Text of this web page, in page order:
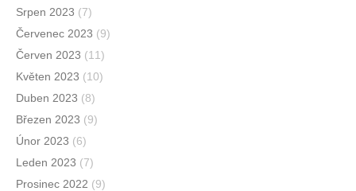
Srpen 2023 (7)
Červenec 2023 (9)
Červen 2023 (11)
Květen 2023 (10)
Duben 2023 (8)
Březen 2023 (9)
Únor 2023 (6)
Leden 2023 (7)
Prosinec 2022 (9)